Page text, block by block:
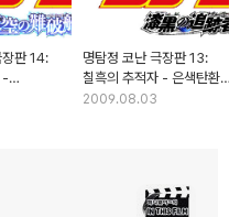
장판 14:
-
액션물
명탐정 코난 극장판 13:
칠흑의 추적자 - 은색탄환,
부활의 신호탄을 쏘다
2009.08.03